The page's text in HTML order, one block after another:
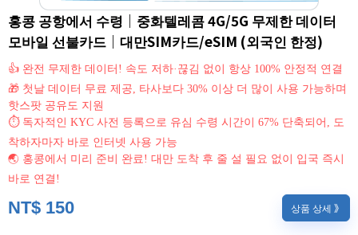
홍콩 공항에서 수령｜중화텔레콤 4G/5G 무제한 데이터
모바일 선불카드｜대만SIM카드/eSIM (외국인 한정)
👍 완전 무제한 데이터! 속도 저하·끊김 없이 항상 100% 안정적 연결
🎁 첫날 데이터 무료 제공, 타사보다 30% 이상 더 많이 사용 가능하며
핫스팟 공유도 지원
⏱ 독자적인 KYC 사전 등록으로 유심 수령 시간이 67% 단축되어, 도
착하자마자 바로 인터넷 사용 가능
🌏 홍콩에서 미리 준비 완료! 대만 도착 후 줄 설 필요 없이 입국 즉시
바로 연결!
NT$ 150 상품 상세 》